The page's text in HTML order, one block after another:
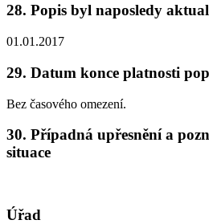
28. Popis byl naposledy
01.01.2017
29. Datum konce platnosti
Bez časového omezení.
30. Případná upřesnění a
situace
Úřad